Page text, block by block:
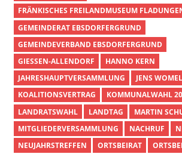
FRÄNKISCHES FREILANDMUSEUM
GEMEINDERAT EBSDORFERGRUND
GEMEINDEVERBAND EBSDORFERGRUND
GIESSEN-ALLENDORF
HANNO KERN
JAHRESHAUPTVERSAMMLUNG
JENS
KOALITIONSVERTRAG
KOMMUNALWAHL
LANDRATSWAHL
LANDTAG
MARTIN
MITGLIEDERVERSAMMLUNG
NACHRUF
NEUJAHRSTREFFEN
ORTSBEIRAT